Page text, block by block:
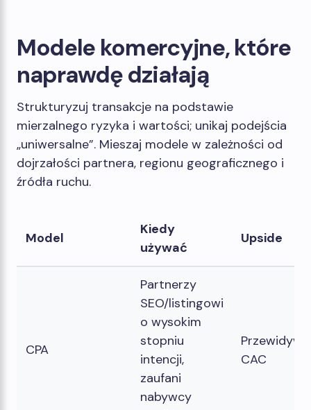
Modele komercyjne, które
naprawdę działają
Strukturyzuj transakcje na podstawie
mierzalnego ryzyka i wartości; unikaj podejścia
„uniwersalne”. Mieszaj modele w zależności od
dojrzałości partnera, regionu geograficznego i
źródła ruchu.
Model
Kiedy
używać
Upside
CPA
Partnerzy
SEO/listingowi
o wysokim
stopniu
intencji,
zaufani
nabywcy
CAC